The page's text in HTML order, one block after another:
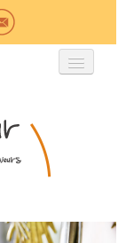
Traiteur
Boutique